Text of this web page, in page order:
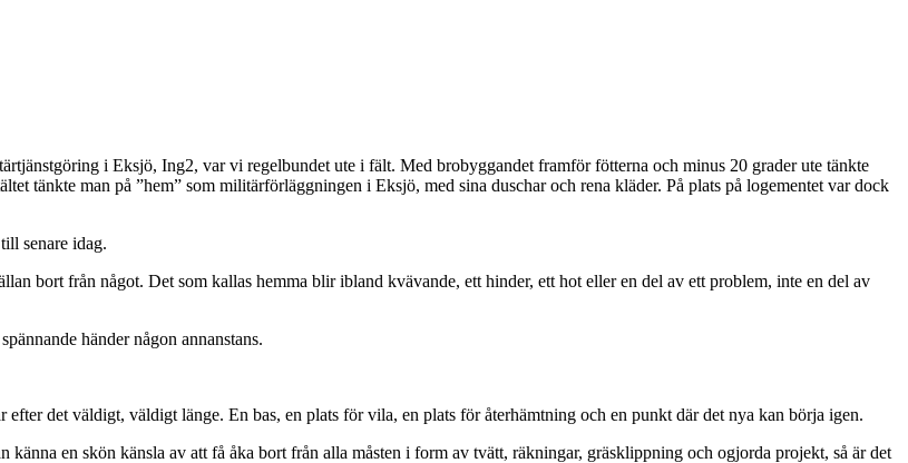
i Eksjö, Ing2, var vi regelbundet ute i fält. Med brobyggandet framför fötterna och minus 20 grader ute tänkte
tänkte man på ”hem” som militärförläggningen i Eksjö, med sina duschar och rena kläder. På plats på logementet var dock
senare idag.
bort från något. Det som kallas hemma blir ibland kvävande, ett hinder, ett hot eller en del av ett problem, inte en del av
händer någon annanstans.
det väldigt, väldigt länge. En bas, en plats för vila, en plats för återhämtning och en punkt där det nya kan börja igen.
en skön känsla av att få åka bort från alla måsten i form av tvätt, räkningar, gräsklippning och ogjorda projekt, så är det